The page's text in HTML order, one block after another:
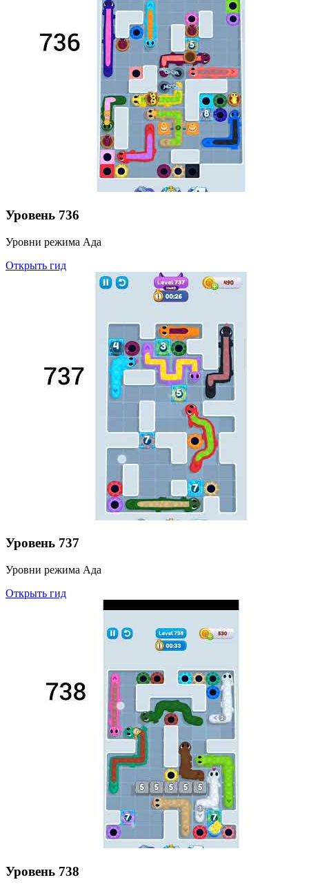
Уровень 736
Уровни режима Ада
Открыть гид
Уровень 737
Уровни режима Ада
Открыть гид
Уровень 738